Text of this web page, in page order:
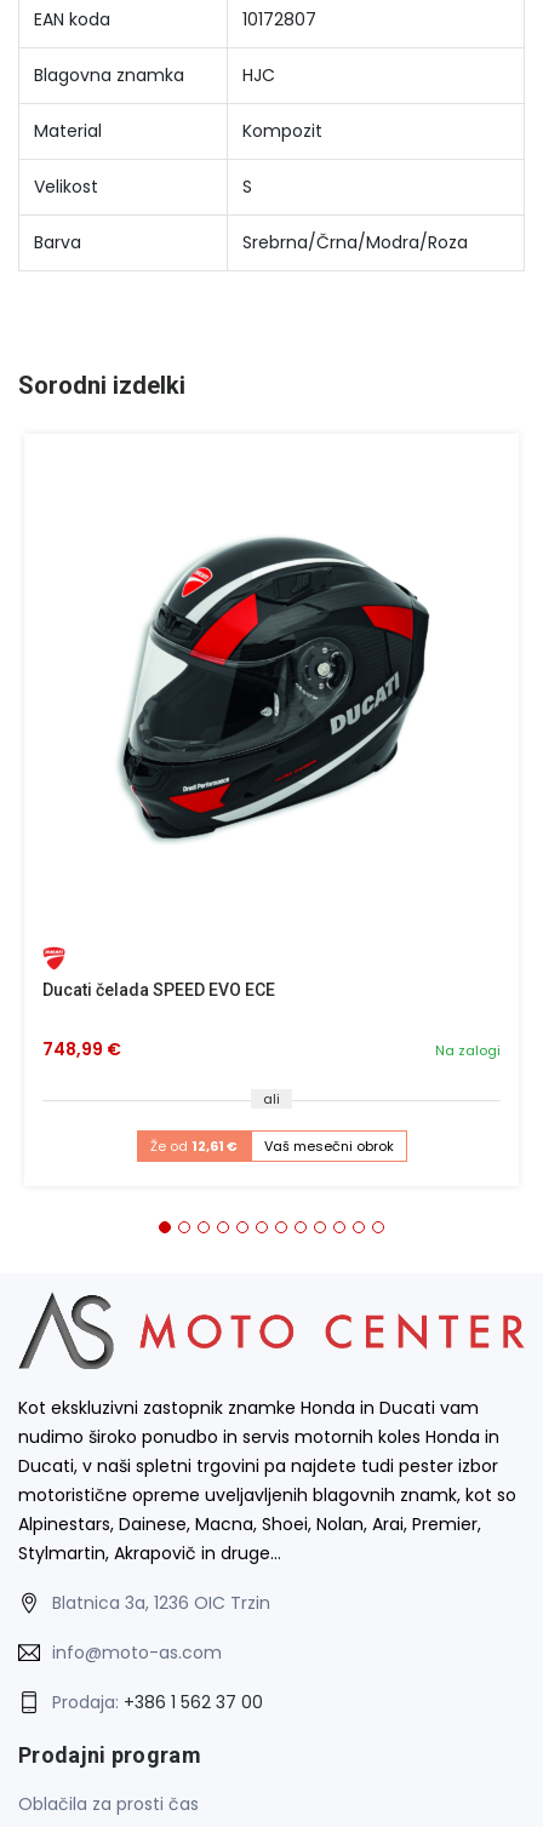
EAN koda 10172807
Blagovna znamka HJC
Material Kompozit
Velikost S
Barva Srebrna/Črna/Modra/Roza
Sorodni izdelki
Ducati čelada SPEED EVO ECE
Na zalogi
748,99 €
ali
Že od 12,61 € Vaš mesečni obrok
Kot ekskluzivni zastopnik znamke Honda in Ducati vam
nudimo široko ponudbo in servis motornih koles Honda in
Ducati, v naši spletni trgovini pa najdete tudi pester izbor
motoristične opreme uveljavljenih blagovnih znamk, kot so
Alpinestars, Dainese, Macna, Shoei, Nolan, Arai, Premier,
Stylmartin, Akrapovič in druge…
Blatnica 3a, 1236 OIC Trzin
info@moto-as.com
Prodaja: +386 1 562 37 00
Prodajni program
Oblačila za prosti čas